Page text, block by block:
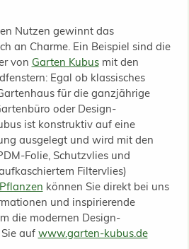
Nutzen gewinnt das
an Charme. Ein Beispiel sind die
von Garten Kubusmit den
Egal ob klassisches
für die ganzjährige
oder Design-
ist konstruktiv auf eine
ausgelegt und wird mit den
Folie, Schutzvlies und
Filtervlies)
Pflanzen können Sie direkt bei uns
und inspirierende
die modernen Design-
auf www.garten-kubus.de